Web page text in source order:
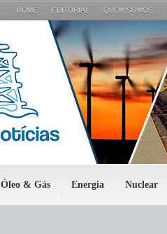
HOME EDITORIAL QUEM SOMOS
Óleo & Gás Energia Nuclear